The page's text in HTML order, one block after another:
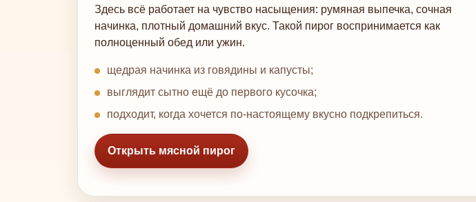
Здесь всё работает на чувство насыщения: румяная выпечка, сочная
начинка, плотный домашний вкус. Такой пирог воспринимается как
полноценный обед или ужин.
щедрая начинка из говядины и капусты;
выглядит сытно ещё до первого кусочка;
подходит, когда хочется по-настоящему вкусно подкрепиться.
Открыть мясной пирог